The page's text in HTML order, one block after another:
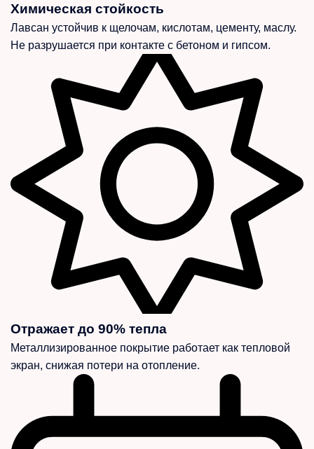
Химическая стойкость
Лавсан устойчив к щелочам, кислотам, цементу, маслу.
Не разрушается при контакте с бетоном и гипсом.
Отражает до 90% тепла
Металлизированное покрытие работает как тепловой
экран, снижая потери на отопление.